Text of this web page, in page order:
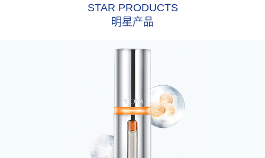
STAR PRODUCTS
明星产品